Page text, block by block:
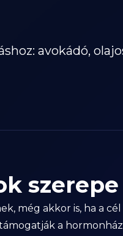
avokádó,
még akkor is, ha a
a